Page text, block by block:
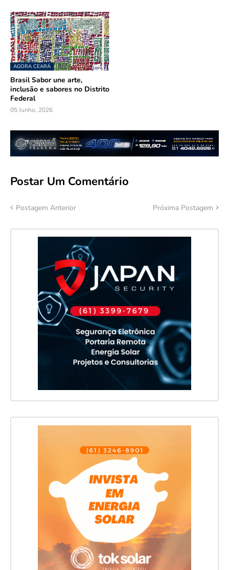
AGORA CEARÁ
Brasil Sabor une arte,
inclusão e sabores no Distrito
Federal
05 Junho, 2026
Postar Um Comentário
Postagem Anterior Próxima Postagem